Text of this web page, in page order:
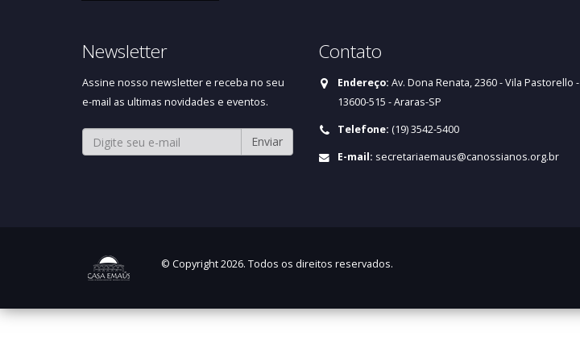
Newsletter
Assine nosso newsletter e receba no seu
e-mail as ultimas novidades e eventos.
Enviar
Contato
Endereço: Av. Dona Renata, 2360 - Vila Pastorello -
13600-515 - Araras-SP
Telefone: (19) 3542-5400
E-mail: secretariaemaus@canossianos.org.br
© Copyright 2026. Todos os direitos reservados.